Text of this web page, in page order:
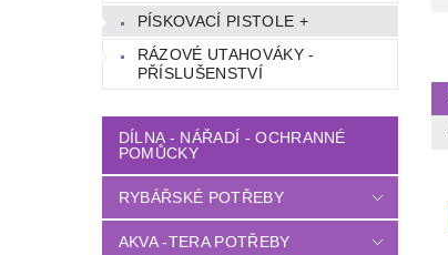
PÍSKOVACÍ PISTOLE +
RÁZOVÉ UTAHOVÁKY -
PŘÍSLUŠENSTVÍ
DÍLNA - NÁŘADÍ - OCHRANNÉ
POMŮCKY
RYBÁŘSKÉ POTŘEBY
AKVA -TERA POTŘEBY